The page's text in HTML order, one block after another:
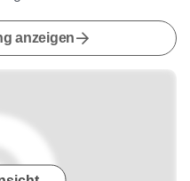
anzeigen